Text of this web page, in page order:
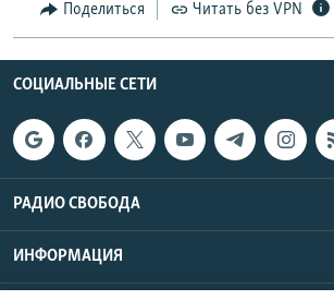
Поделиться Читать без VPN
СОЦИАЛЬНЫЕ СЕТИ
РАДИО СВОБОДА
ИНФОРМАЦИЯ